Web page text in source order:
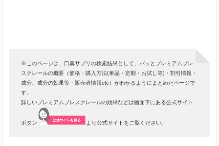
※このページは、口臭サプリの検索結果として、パッとプレミアムブレ
スクレールの概要（価格・購入方法(単品・定期・お試し等)・割引情報・
成分、成分の効果等・販売者情報etc）がわかるようにまとめたページで
す。
詳しいプレミアムブレスクレールの効果などは画面下にある公式サイト
ボタン より公式サイトをご覧ください。